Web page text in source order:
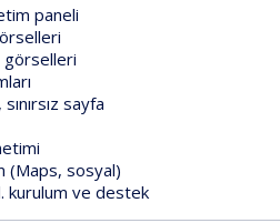
paneli
görselleri
sınırsız sayfa
(Maps, sosyal)
kurulum ve destek